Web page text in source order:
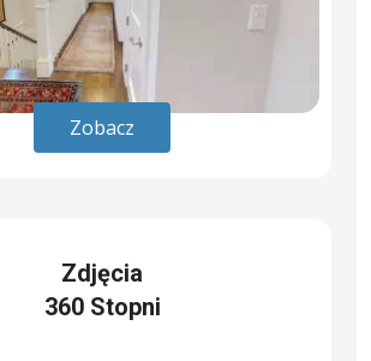
Zobacz
Zdjęcia
360 Stopni